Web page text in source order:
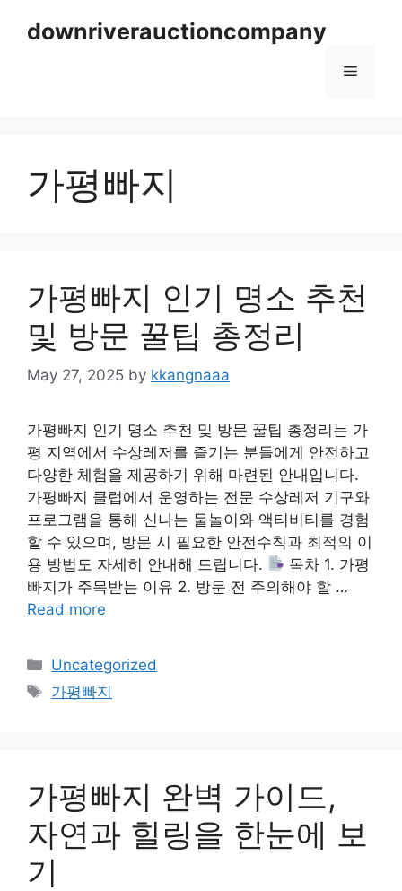
downriverauctioncompany
Menu
가평빠지
가평빠지 인기 명소 추천
및 방문 꿀팁 총정리
May 27, 2025 by kkangnaaa
가평빠지 인기 명소 추천 및 방문 꿀팁 총정리는 가
평 지역에서 수상레저를 즐기는 분들에게 안전하고
다양한 체험을 제공하기 위해 마련된 안내입니다.
가평빠지 클럽에서 운영하는 전문 수상레저 기구와
프로그램을 통해 신나는 물놀이와 액티비티를 경험
할 수 있으며, 방문 시 필요한 안전수칙과 최적의 이
용 방법도 자세히 안내해 드립니다.
목차 1. 가평
빠지가 주목받는 이유 2. 방문 전 주의해야 할 …
Read more
Categories
Uncategorized
Tags
가평빠지
가평빠지 완벽 가이드,
자연과 힐링을 한눈에 보
기